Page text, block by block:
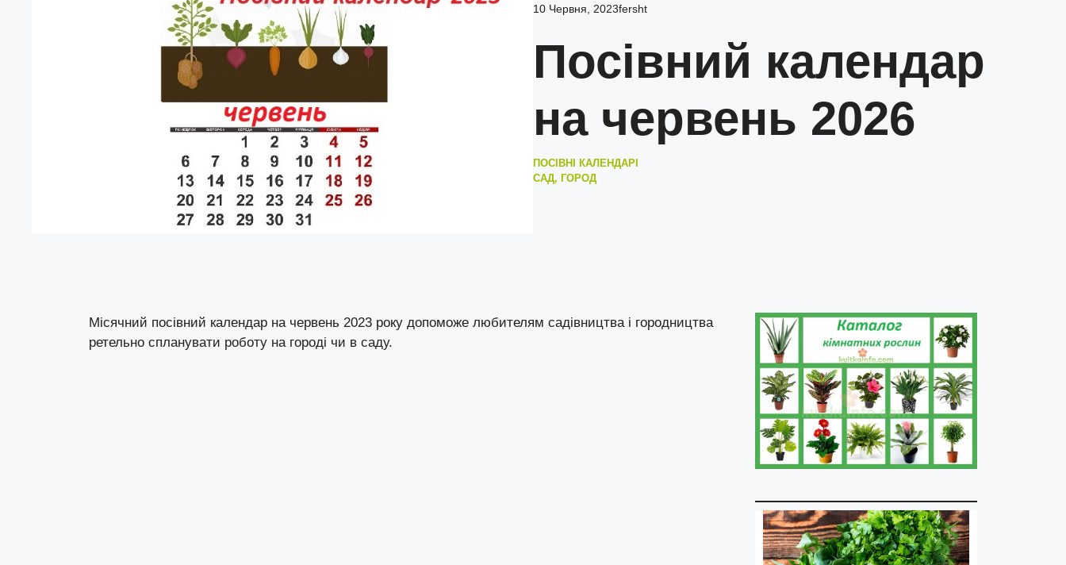
10 Червня, 2023fersht
Посівний календар
на червень 2026
ПОСІВНІ КАЛЕНДАРІ
САД, ГОРОД
Місячний посівний календар на червень 2023 року допоможе любителям садівництва і городництва
ретельно спланувати роботу на городі чи в саду.